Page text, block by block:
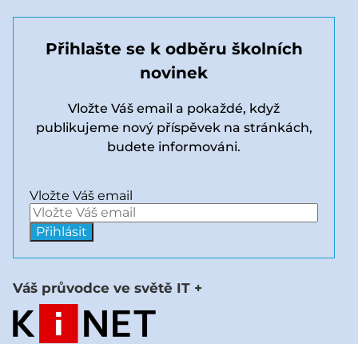
Přihlašte se k odběru školních
novinek
Vložte Váš email a pokaždé, když
publikujeme nový příspěvek na stránkách,
budete informováni.
Vložte Váš email
Váš průvodce ve světě IT +